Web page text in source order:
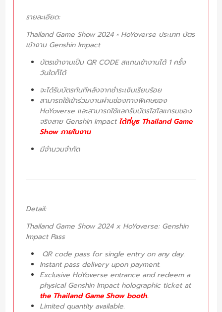
รายละเอียด:
Thailand Game Show 2024 × HoYoverse ประเภท บัตร
เข้างาน Genshin Impact
บัตรเข้างานเป็น QR CODE สแกนเข้างานได้ 1 ครั้ง
วันใดก็ได้
จะได้รับบัตรทันทีหลังจากชำระเงินเรียบร้อย
สามารถใช้เข้าร่วมงานผ่านช่องทางพิเศษของ
HoYoverse และสามารถใช้แลกรับบัตรโฮโลแกรมของ
จริงลาย Genshin Impact ได้ที่บูธ Thailand Game
Show ภายในงาน
มีจำนวนจำกัด
Detail:
Thailand Game Show 2024 x HoYoverse: Genshin
Impact Pass
QR code pass for single entry on any day.
Instant pass delivery upon payment.
Exclusive HoYoverse entrance and redeem a
physical Genshin Impact holographic ticket at
the Thailand Game Show booth.
Limited quantity available.